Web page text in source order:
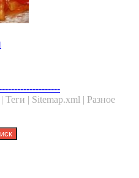
Теги | Sitemap.xml | Разное